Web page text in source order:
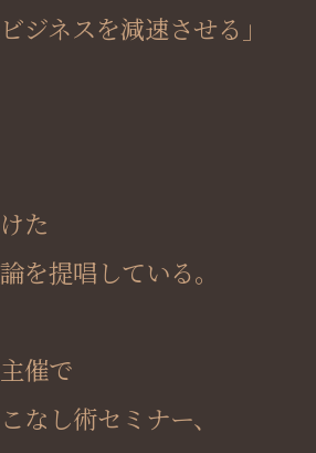
ジネスを減速させる」
た
を提唱している。
催で
なし術セミナー、